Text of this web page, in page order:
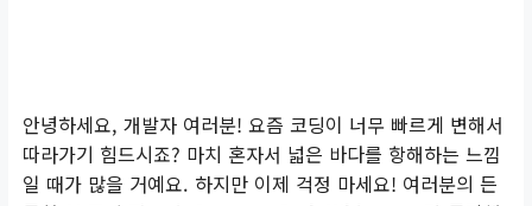
안녕하세요, 개발자 여러분! 요즘 코딩이 너무 빠르게 변해서
따라가기 힘드시죠? 마치 혼자서 넓은 바다를 항해하는 느낌
일 때가 많을 거예요. 하지만 이제 걱정 마세요! 여러분의 든